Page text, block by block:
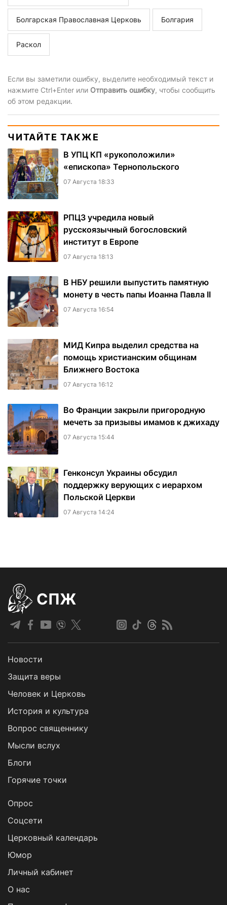
Болгарская Православная Церковь Болгария
Раскол
Если вы заметили ошибку, выделите необходимый текст и
нажмите Ctrl+Enter или Отправить ошибку, чтобы сообщить
об этом редакции.
ЧИТАЙТЕ ТАКЖЕ
В УПЦ КП «рукоположили»
«епископа» Тернопольского
07 Августа 18:33
РПЦЗ учредила новый
русскоязычный богословский
институт в Европе
07 Августа 18:13
В НБУ решили выпустить памятную
монету в честь папы Иоанна Павла II
07 Августа 16:54
МИД Кипра выделил средства на
помощь христианским общинам
Ближнего Востока
07 Августа 16:12
Во Франции закрыли пригородную
мечеть за призывы имамов к джихаду
07 Августа 15:44
Генконсул Украины обсудил
поддержку верующих с иерархом
Польской Церкви
07 Августа 14:24
СПЖ
Новости
Защита веры
Человек и Церковь
История и культура
Вопрос священнику
Мысли вслух
Блоги
Горячие точки
Опрос
Cоцсети
Церковный календарь
Юмор
Личный кабинет
О нас